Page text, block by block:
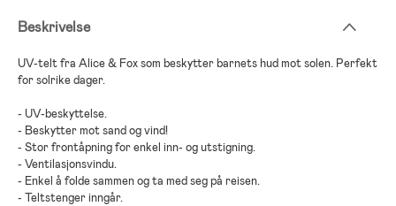
Beskrivelse
UV-telt fra Alice & Fox som beskytter barnets hud mot solen. Perfekt
for solrike dager.
- UV-beskyttelse.
- Beskytter mot sand og vind!
- Stor frontåpning for enkel inn- og utstigning.
- Ventilasjonsvindu.
- Enkel å folde sammen og ta med seg på reisen.
- Teltstenger inngår.